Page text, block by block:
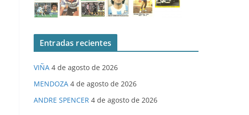
Entradas recientes
VIÑA 4 de agosto de 2026
MENDOZA 4 de agosto de 2026
ANDRE SPENCER 4 de agosto de 2026